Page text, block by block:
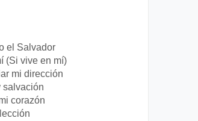
el Salvador
(Si vive en mí)
mi dirección
salvación
corazón